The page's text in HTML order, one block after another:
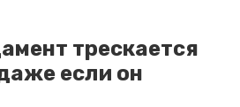
трескается
если он